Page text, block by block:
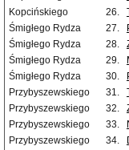
Kopcińskiego
26.
Śmigłego Rydza
27.
Śmigłego Rydza
28.
Śmigłego Rydza
29.
Śmigłego Rydza
30.
Przybyszewskiego
31.
Przybyszewskiego
32.
Przybyszewskiego
33.
Przybyszewskiego
34.